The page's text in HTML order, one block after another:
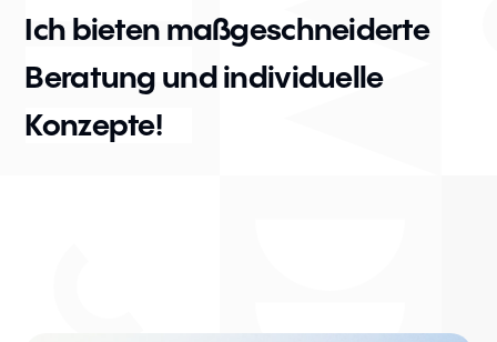
Ich bieten maßgeschneiderte
Beratung und individuelle
Konzepte!